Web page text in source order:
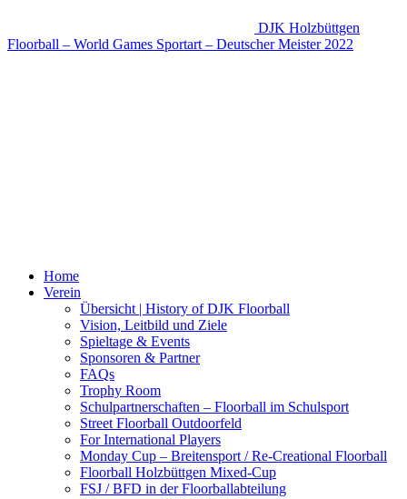
DJK Holzbüttgen
Floorball – World Games Sportart – Deutscher Meister 2022
Home
Verein
Übersicht | History of DJK Floorball
Vision, Leitbild und Ziele
Spieltage & Events
Sponsoren & Partner
FAQs
Trophy Room
Schulpartnerschaften – Floorball im Schulsport
Street Floorball Outdoorfeld
For International Players
Monday Cup – Breitensport / Re-Creational Floorball
Floorball Holzbüttgen Mixed-Cup
FSJ / BFD in der Floorballabteilung